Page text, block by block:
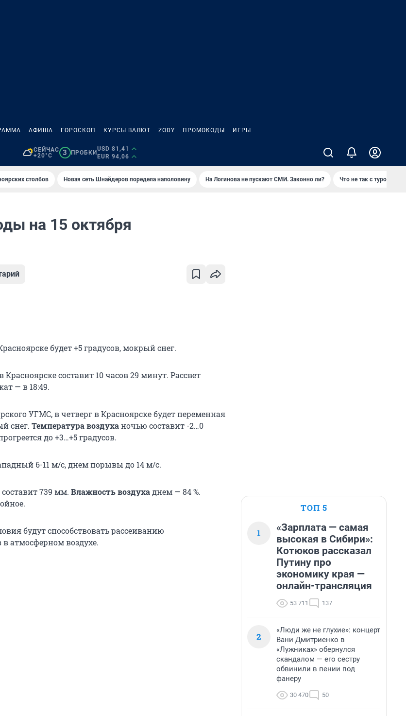
АФИША ГОРОСКОП КУРСЫ ВАЛЮТ ZODY ПРОМОКОДЫ ИГРЫ
СЕЙЧАС
+20°C
3 ПРОБКИ
USD 81,41
EUR 94,06
столбов Новая сеть Шнайдеров поредела наполовину На Логинова не пускают СМИ. Законно ли? Что не так с туром на
на 15 октября
будет +5 градусов, мокрый снег.
Красноярске составит 10 часов 29 минут. Рассвет
— в 18:49.
УГМС, в четверг в Красноярске будет переменная
снег. Температура воздуханочью составит -2…0
до +3…+5 градусов.
6-11 м/с, днем порывы до 14 м/с.
составит 739 мм. Влажность воздухаднем — 84 %.
будут способствовать рассеиванию
атмосферном воздухе.
ТОП 5
1
«Зарплата — самая
высокая в Сибири»:
Котюков рассказал
Путину про
экономику края —
онлайн-трансляция
53 711 137
2
«Люди же не глухие»: концерт
Вани Дмитриенко в
«Лужниках» обернулся
скандалом — его сестру
обвинили в пении под
фанеру
30 470 50